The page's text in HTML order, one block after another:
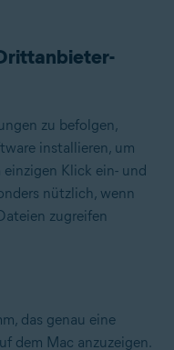
zu befolgen,
installieren, um
Klick ein- und
nützlich, wenn
zugreifen
das genau eine
dem Mac anzuzeigen.